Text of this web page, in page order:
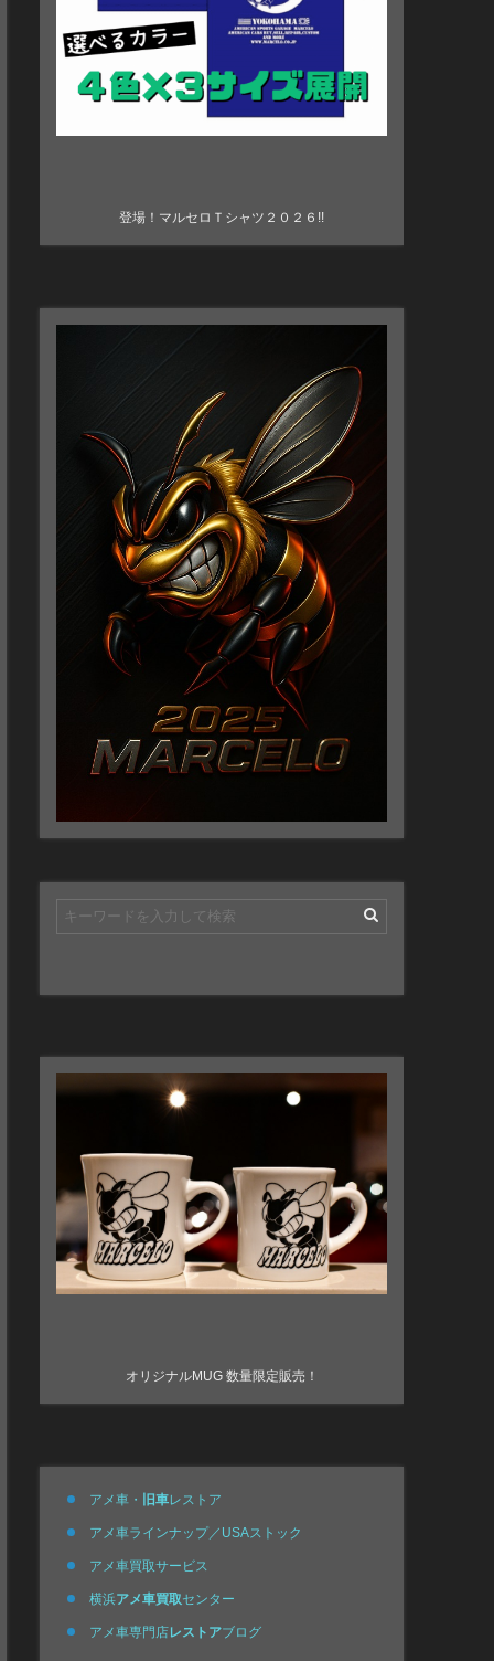
登場！マルセロＴシャツ２０２６!!
オリジナルMUG 数量限定販売！
アメ車・ 旧車レストア
アメ車ラインナップ／USAストック
アメ車買取サービス
横浜アメ車買取センター
アメ車専門店レストアブログ